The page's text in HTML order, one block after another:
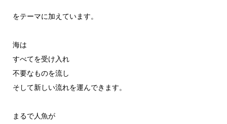
をテーマに加えています。
海は
すべてを受け入れ
不要なものを流し
そして新しい流れを運んできます。
まるで人魚が